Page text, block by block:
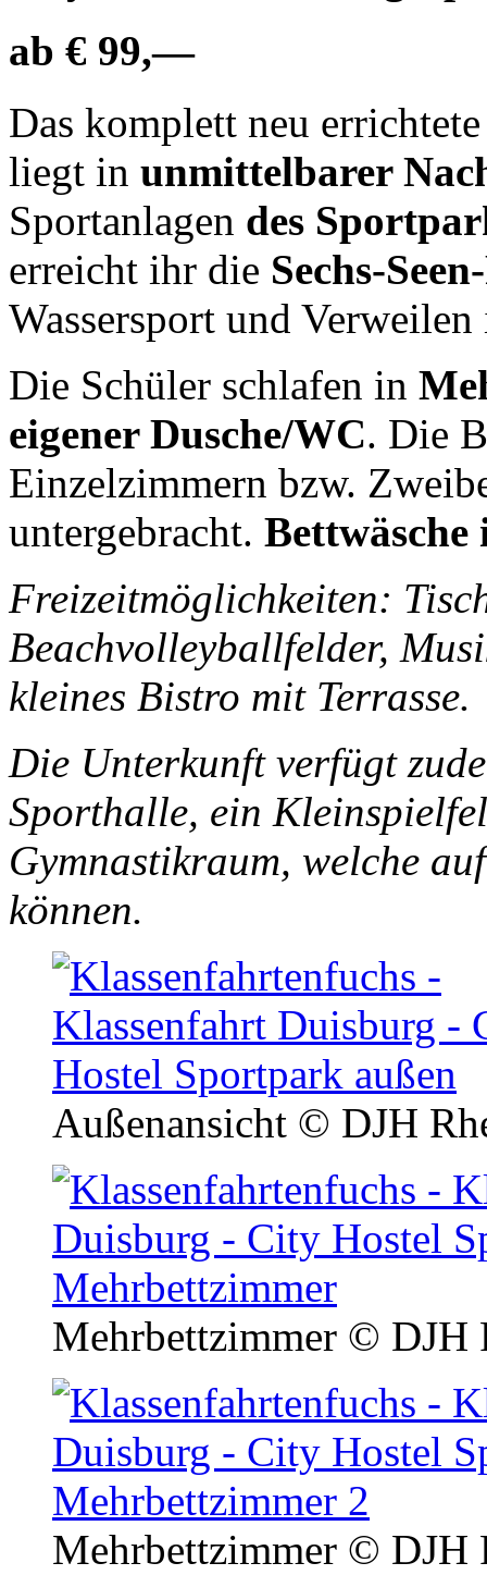
ab € 99,—
Das komplett neu
liegt in unmittelbarer
Sportanlagen des
erreicht ihr die Sechs-
Wassersport und
Die Schüler schlafen in
eigener Dusche/WC. Die
Einzelzimmern bzw.
untergebracht.
Freizeitmöglichkeiten:
Beachvolleyballfelder,
kleines Bistro mit Terrasse.
Die Unterkunft verfügt
Sporthalle, ein
Gymnastikraum, welche
können.
Außenansicht © DJH
Mehrbettzimmer © DJH
Mehrbettzimmer © DJH